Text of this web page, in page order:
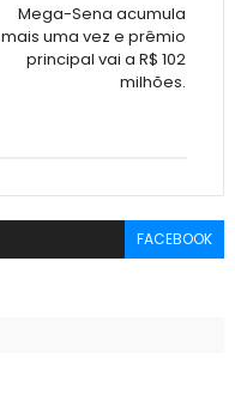
Mega-Sena acumula
mais uma vez e prêmio
principal vai a R$ 102
milhões.
FACEBOOK